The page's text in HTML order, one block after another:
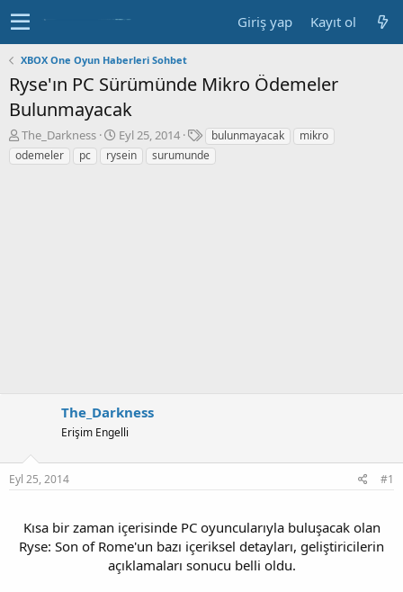
Giriş yap Kayıt ol
XBOX One Oyun Haberleri Sohbet
Ryse'ın PC Sürümünde Mikro Ödemeler
Bulunmayacak
K
o
n
The_Darkness
B
a
ş
Eyl 25, 2014
E
t
i
bulunmayacak
mikro
odemeler
pc rysein surumunde
The_Darkness
Erişim Engelli
Eyl 25, 2014 #1
Kısa bir zaman içerisinde PC oyuncularıyla buluşacak olan
Ryse: Son of Rome'un bazı içeriksel detayları, geliştiricilerin
açıklamaları sonucu belli oldu.